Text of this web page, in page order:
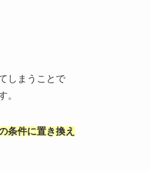
しまうことで
。
条件に置き換え